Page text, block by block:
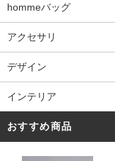
hommeバッグ
アクセサリ
デザイン
インテリア
おすすめ商品